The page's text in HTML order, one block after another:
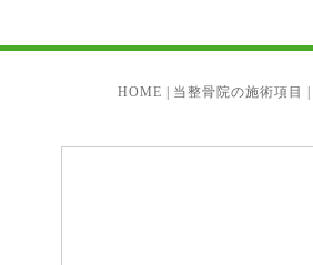
HOME 当整骨院の施術項目